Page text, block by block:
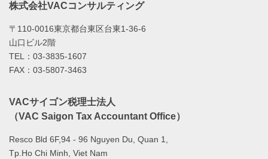
株式会社VACコンサルティング
〒110-0016東京都台東区台東1-36-6
山口ビル2階
TEL：03-3835-1607
FAX：03-5807-3463
VACサイゴン税理士法人
（VAC Saigon Tax Accountant Office）
Resco Bld 6F,94 - 96 Nguyen Du, Quan 1,
Tp.Ho Chi Minh, Viet Nam